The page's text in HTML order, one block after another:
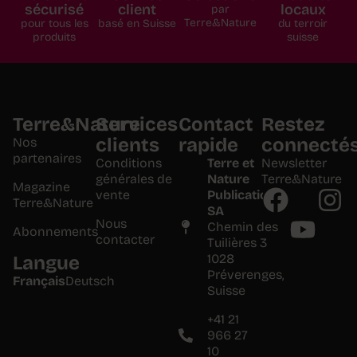
sécurisé
pour tous les
produits
client
basé en Suisse
par
Terre&Nature
locaux
du terroir
suisse
Terre&Nature
Nos
partenaires
Magazine
Terre&Nature
Abonnements
Langue
FrançaisDeutsch
Services
clients
Conditions
générales de
vente
Nous
contacter
Contact
rapide
Terre et
Nature
Publications
SA
Chemin des
Tuilières 3
1028
Préverenges,
Suisse
+41 21
966 27
10
Restez
Newsletter
Terre&Nature